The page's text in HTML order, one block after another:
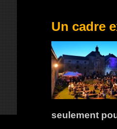
Un cadre
seulement